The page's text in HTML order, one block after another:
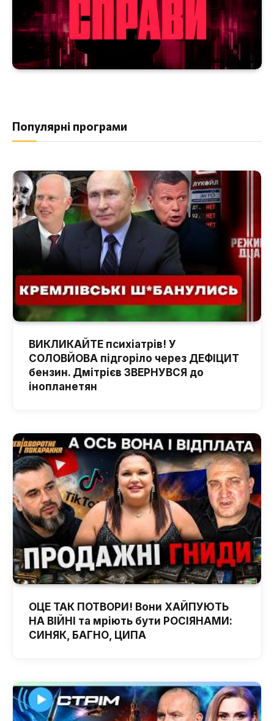
Популярні програми
ВИКЛИКАЙТЕ психіатрів! У
СОЛОВЙОВА підгоріло через ДЕФІЦИТ
бензин. Дмітрієв ЗВЕРНУВСЯ до
інопланетян
ОЦЕ ТАК ПОТВОРИ! Вони ХАЙПУЮТЬ
НА ВІЙНІ та мріють бути РОСІЯНАМИ:
СИНЯК, БАГНО, ЦИПА